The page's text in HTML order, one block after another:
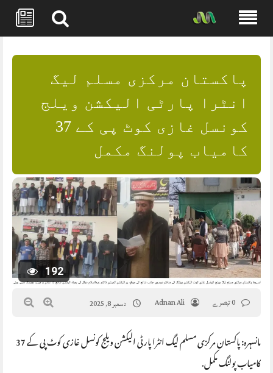
content
پاکستان مرکزی مسلم لیگ
انٹرا پارٹی الیکشن ویلج
کونسل غازی کوٹ پی کے 37
کامیاب پولنگ مکمل
192
Adnan Ali دسمبر 8, 2025
مانسہرہ: پاکستان مرکزی مسلم لیگ انٹرا پارٹی الیکشن ویلج کونسل غازی کوٹ پی کے 37
کامیاب پولنگ مکمل.